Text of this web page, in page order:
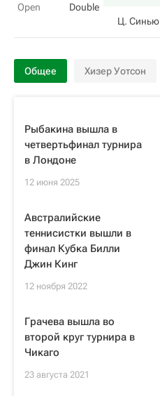
Open
Double
Ц. Синью
Общее Хизер Уотсон
Рыбакина вышла в
четвертьфинал турнира
в Лондоне
12 июня 2025
Австралийские
теннисистки вышли в
финал Кубка Билли
Джин Кинг
12 ноября 2022
Грачева вышла во
второй круг турнира в
Чикаго
23 августа 2021